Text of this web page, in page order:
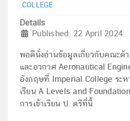
COLLEGE
Details
Published: 22 April 2024
พอดีนั่งอ่านข้อมูลเกี่ยวกับคณะด้
และอวกาศ Aeronautical
อังกฤษที่ Imperial College ระห
เรียน A Levels and
การเข้าเรียน ป. ตรีที่นี้